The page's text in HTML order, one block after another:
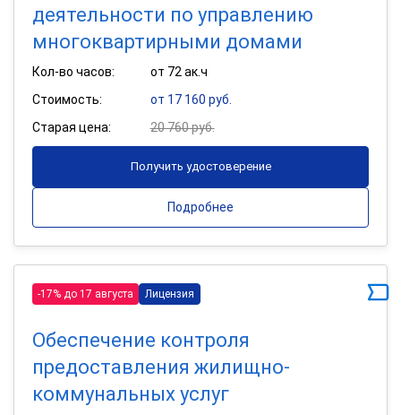
деятельности по управлению
многоквартирными домами
Кол-во часов:
от 72 ак.ч
Стоимость:
от 17 160 руб.
Старая цена:
20 760 руб.
Получить удостоверение
Подробнее
-17% до 17 августа Лицензия
Обеспечение контроля
предоставления жилищно-
коммунальных услуг